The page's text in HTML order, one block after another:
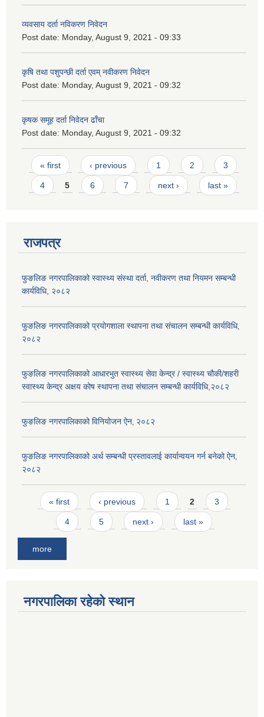
व्यवसाय दर्ता नविकरण निवेदन
Post date: Monday, August 9, 2021 - 09:33
कृषि तथा पशुपन्छी दर्ता एवम् नवीकरण निवेदन
Post date: Monday, August 9, 2021 - 09:32
कृषक समूह दर्ता निवेदन ढाँचा
Post date: Monday, August 9, 2021 - 09:32
Pages
« first ‹ previous 1 2 3
4 5 6 7 next › last »
राजपत्र
फुङलिङ नगरपालिकाको स्वास्थ्य संस्था दर्ता, नवीकरण तथा नियमन सम्बन्धी
कार्यविधि, २०८२
फुङलिङ नगरपालिकाको प्रयोगशाला स्थापना तथा संचालन सम्बन्धी कार्यविधि‚
२०८२
फुङलिङ नगरपालिकाको आधारभुत स्वास्थ्य सेवा केन्द्र / स्वास्थ्य चौकी/शहरी
स्वास्थ्य केन्द्र अक्षय कोष स्थापना तथा संचालन सम्बन्धी कार्यविधि,२०८२
फुङलिङ नगरपालिकाको विनियोजन ऐन‚ २०८२
फुङलिङ नगरपालिकाको अर्थ सम्बन्धी प्रस्तावलाई कार्यान्वयन गर्न बनेको ऐन‚
२०८२
Pages
« first ‹ previous 1 2 3
4 5 next › last »
more
नगरपालिका रहेको स्थान